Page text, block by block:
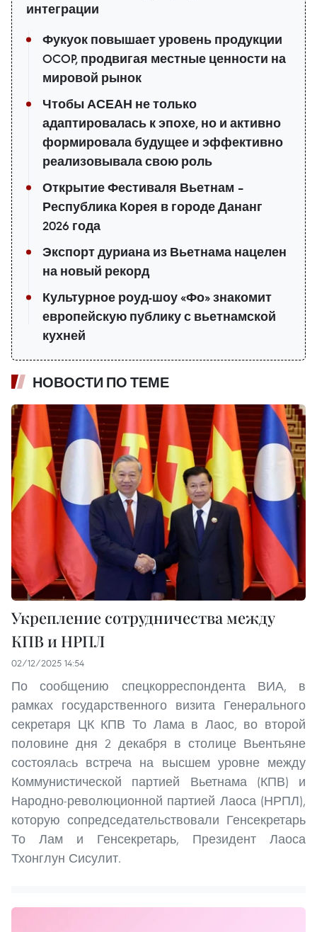
интеграции
Фукуок повышает уровень продукции
OCOP, продвигая местные ценности на
мировой рынок
Чтобы АСЕАН не только
адаптировалась к эпохе, но и активно
формировала будущее и эффективно
реализовывала свою роль
Открытие Фестиваля Вьетнам –
Республика Корея в городе Дананг
2026 года
Экспорт дуриана из Вьетнама нацелен
на новый рекорд
Культурное роуд-шоу «Фо» знакомит
европейскую публику с вьетнамской
кухней
НОВОСТИ ПО ТЕМЕ
Укрепление сотрудничества между
КПВ и НРПЛ
02/12/2025 14:54
По сообщению спецкорреспондента ВИА, в
рамках государственного визита Генерального
секретаря ЦК КПВ То Лама в Лаос, во второй
половине дня 2 декабря в столице Вьентьяне
состоялаcь встреча на высшем уровне между
Коммунистической партией Вьетнама (КПВ) и
Народно-революционной партией Лаоса (НРПЛ),
которую сопредседательствовали Генсекретарь
То Лам и Генсекретарь, Президент Лаоса
Тхонглун Сисулит.